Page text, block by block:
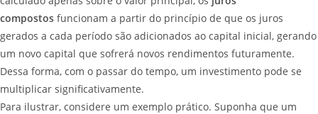
compostos funcionam a partir do princípio de que os juros
gerados a cada período são adicionados ao capital inicial, gerando
um novo capital que sofrerá novos rendimentos futuramente.
Dessa forma, com o passar do tempo, um investimento pode se
multiplicar significativamente.
Para ilustrar, considere um exemplo prático. Suponha que um